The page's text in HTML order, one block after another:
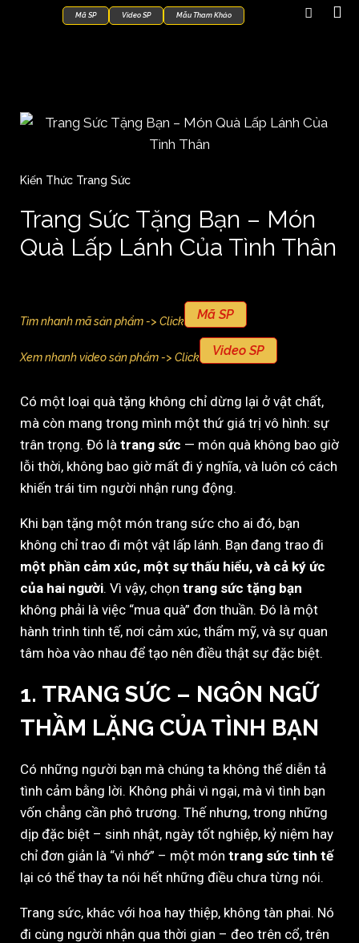
Mã SP Video SP Mẫu Tham Khảo
Kiến Thức Trang Sức
Trang Sức Tặng Bạn – Món
Quà Lấp Lánh Của Tình Thân
Tìm nhanh mã sản phẩm -> Click Mã SP
Xem nhanh video sản phẩm -> Click Video SP
Có một loại quà tặng không chỉ dừng lại ở vật chất,
mà còn mang trong mình một thứ giá trị vô hình: sự
trân trọng. Đó là trang sức — món quà không bao giờ
lỗi thời, không bao giờ mất đi ý nghĩa, và luôn có cách
khiến trái tim người nhận rung động.
Khi bạn tặng một món trang sức cho ai đó, bạn
không chỉ trao đi một vật lấp lánh. Bạn đang trao đi
một phần cảm xúc, một sự thấu hiểu, và cả ký ức
của hai người. Vì vậy, chọn trang sức tặng bạn
không phải là việc “mua quà” đơn thuần. Đó là một
hành trình tinh tế, nơi cảm xúc, thẩm mỹ, và sự quan
tâm hòa vào nhau để tạo nên điều thật sự đặc biệt.
1. TRANG SỨC – NGÔN NGỮ
THẦM LẶNG CỦA TÌNH BẠN
Có những người bạn mà chúng ta không thể diễn tả
tình cảm bằng lời. Không phải vì ngại, mà vì tình bạn
vốn chẳng cần phô trương. Thế nhưng, trong những
dịp đặc biệt – sinh nhật, ngày tốt nghiệp, kỷ niệm hay
chỉ đơn giản là “vì nhớ” – một món trang sức tinh tế
lại có thể thay ta nói hết những điều chưa từng nói.
Trang sức, khác với hoa hay thiệp, không tàn phai. Nó
đi cùng người nhận qua thời gian – đeo trên cổ, trên